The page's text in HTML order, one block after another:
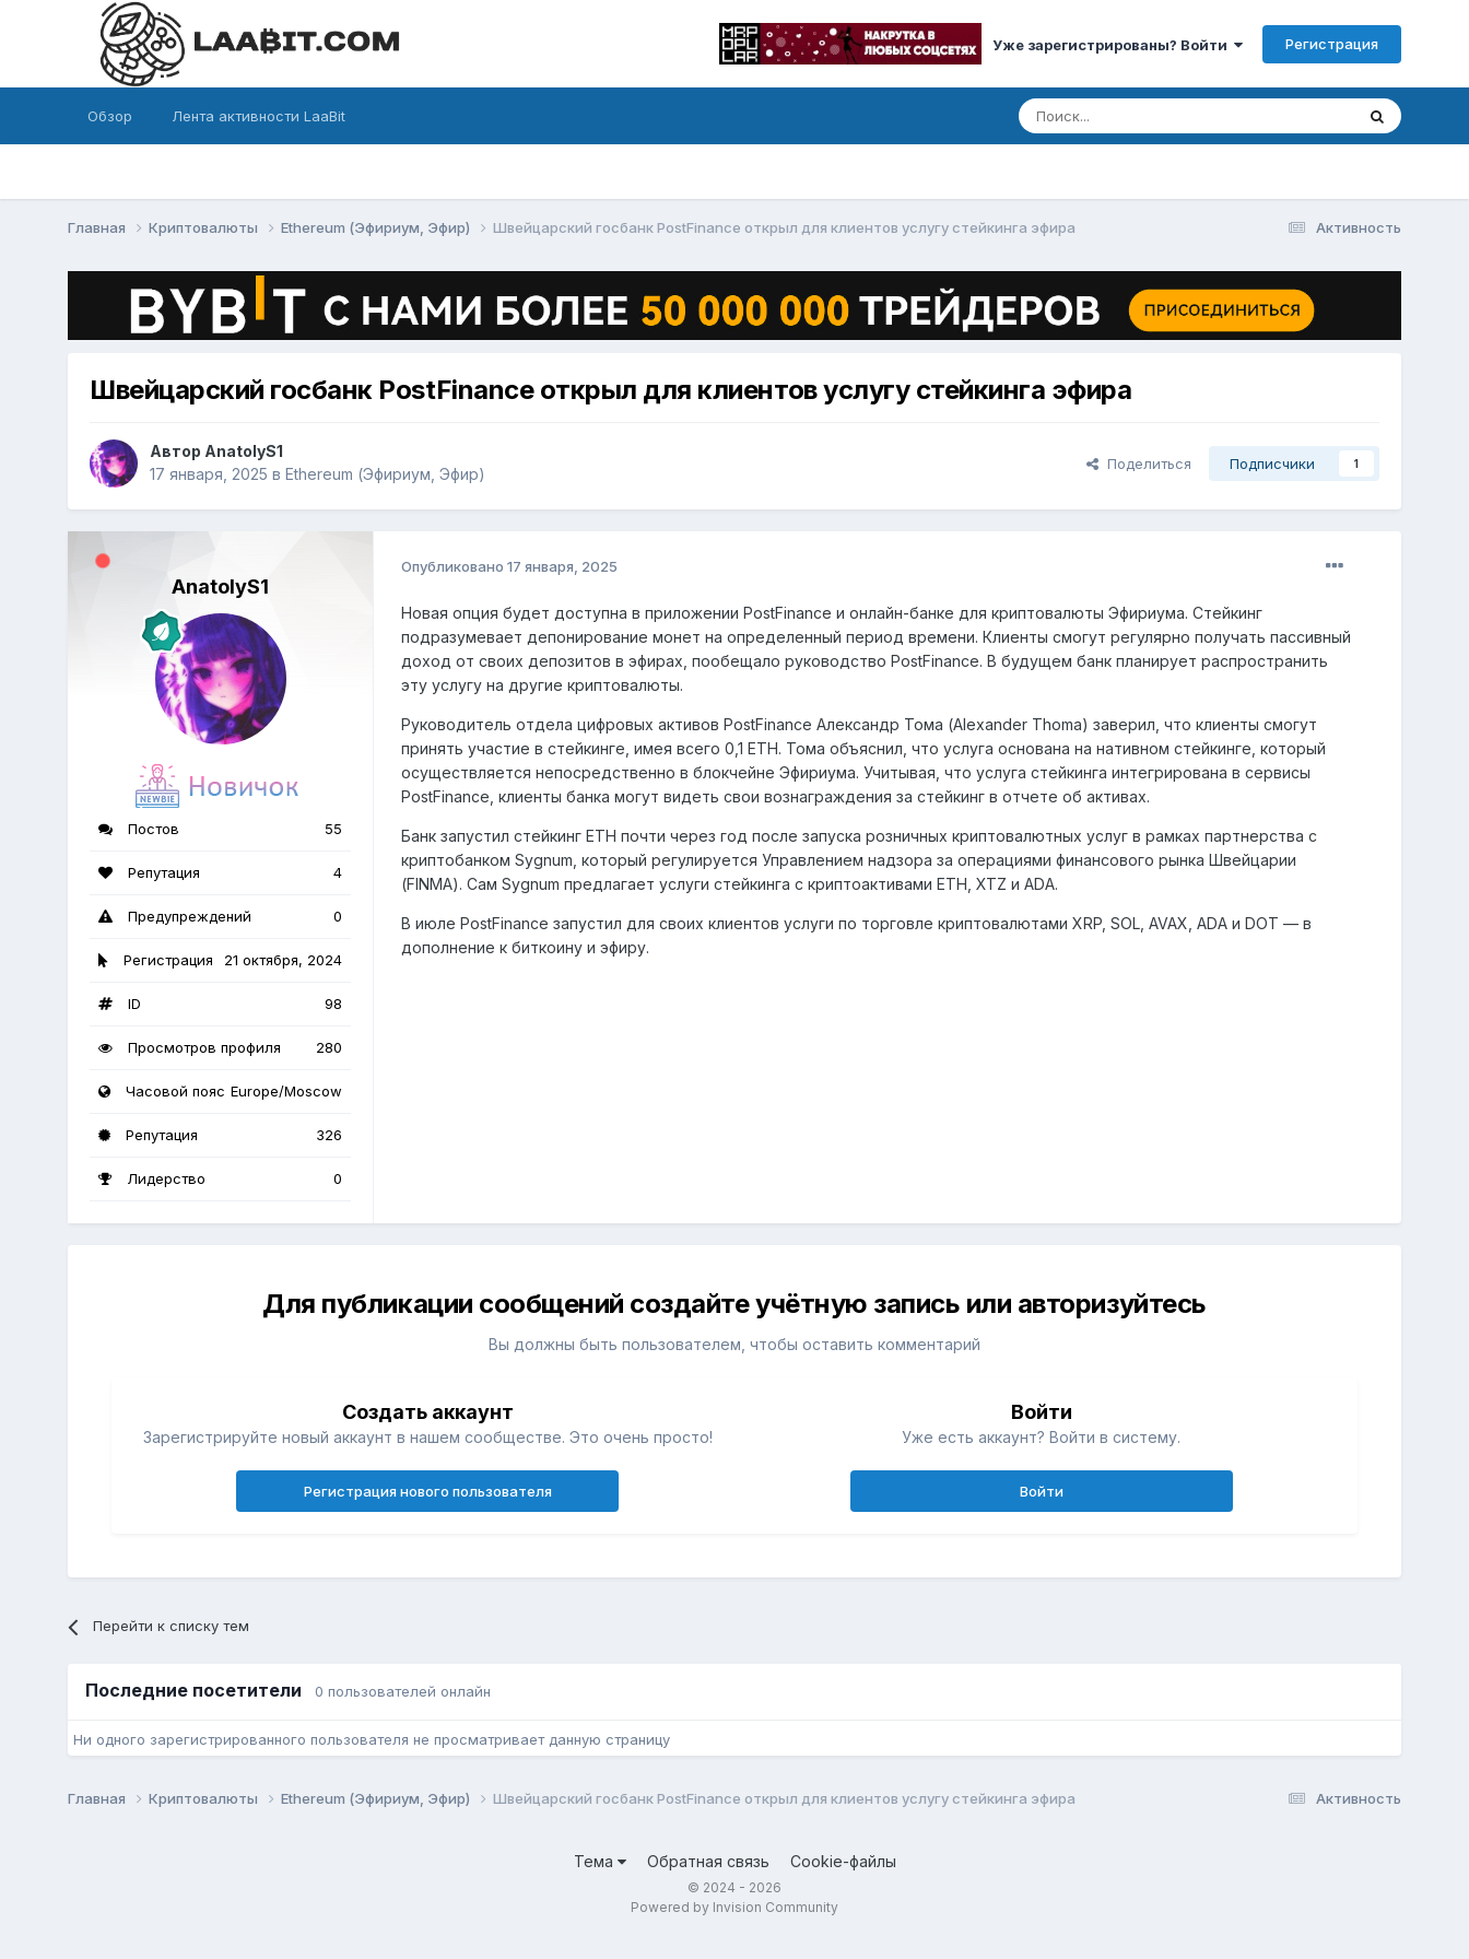
Уже зарегистрированы? Войти Регистрация
Обзор Лента активности LaaBit
Активность
Главная Криптовалюты Ethereum (Эфириум, Эфир) Швейцарский госбанк PostFinance открыл для клиентов услугу стейкинга эфира
Швейцарский госбанк PostFinance открыл для клиентов услугу стейкинга эфира
Автор AnatolyS1
17 января, 2025 вEthereum (Эфириум, Эфир)
Поделиться Подписчики 1
AnatolyS1
Постов 55
Репутация 4
Предупреждений 0
Регистрация 21 октября, 2024
ID 98
Просмотров профиля 280
Часовой пояс Europe/Moscow
Репутация 326
Лидерство 0
Опубликовано17 января, 2025
Новая опция будет доступна в приложении PostFinance и онлайн-банке для криптовалюты Эфириума. Стейкинг
подразумевает депонирование монет на определенный период времени. Клиенты смогут регулярно получать пассивный
доход от своих депозитов в эфирах, пообещало руководство PostFinance. В будущем банк планирует распространить
эту услугу на другие криптовалюты.
Руководитель отдела цифровых активов PostFinance Александр Тома (Alexander Thoma) заверил, что клиенты смогут
принять участие в стейкинге, имея всего 0,1 ETH. Тома объяснил, что услуга основана на нативном стейкинге, который
осуществляется непосредственно в блокчейне Эфириума. Учитывая, что услуга стейкинга интегрирована в сервисы
PostFinance, клиенты банка могут видеть свои вознаграждения за стейкинг в отчете об активах.
Банк запустил стейкинг ETH почти через год после запуска розничных криптовалютных услуг в рамках партнерства с
криптобанком Sygnum, который регулируется Управлением надзора за операциями финансового рынка Швейцарии
(FINMA). Сам Sygnum предлагает услуги стейкинга с криптоактивами ETH, XTZ и ADA.
В июле PostFinance запустил для своих клиентов услуги по торговле криптовалютами XRP, SOL, AVAX, ADA и DOT — в
дополнение к биткоину и эфиру.
Для публикации сообщений создайте учётную запись или авторизуйтесь
Вы должны быть пользователем, чтобы оставить комментарий
Создать аккаунт
Зарегистрируйте новый аккаунт в нашем сообществе. Это очень просто!
Регистрация нового пользователя
Войти
Уже есть аккаунт? Войти в систему.
Войти
Перейти к списку тем
Последние посетители 0 пользователей онлайн
Ни одного зарегистрированного пользователя не просматривает данную страницу
Активность
Главная Криптовалюты Ethereum (Эфириум, Эфир) Швейцарский госбанк PostFinance открыл для клиентов услугу стейкинга эфира
Тема Обратная связь Cookie-файлы
© 2024 - 2026
Powered by Invision Community